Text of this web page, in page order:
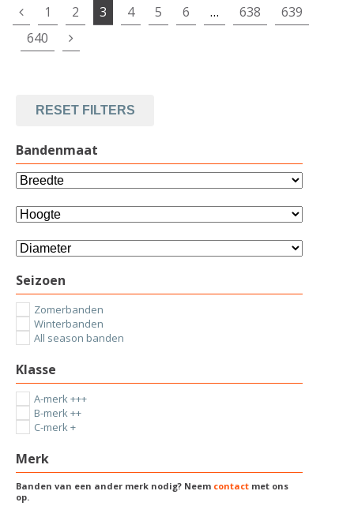
1 2 3 4 5 6 … 638
639
640
RESET FILTERS
Bandenmaat
Seizoen
Zomerbanden
Winterbanden
All season banden
Klasse
A-merk +++
B-merk ++
C-merk +
Merk
Banden van een ander merk nodig? Neem contact met ons
op.